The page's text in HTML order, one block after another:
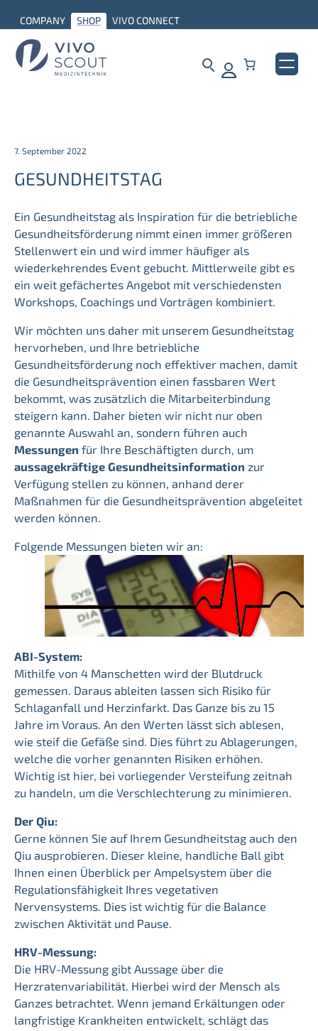
COMPANY SHOP VIVO CONNECT
7. September 2022
GESUNDHEITSTAG
Ein Gesundheitstag als Inspiration für die betriebliche
Gesundheitsförderung nimmt einen immer größeren
Stellenwert ein und wird immer häufiger als
wiederkehrendes Event gebucht. Mittlerweile gibt es
ein weit gefächertes Angebot mit verschiedensten
Workshops, Coachings und Vorträgen kombiniert.
Wir möchten uns daher mit unserem Gesundheitstag
hervorheben, und Ihre betriebliche
Gesundheitsförderung noch effektiver machen, damit
die Gesundheitsprävention einen fassbaren Wert
bekommt, was zusätzlich die Mitarbeiterbindung
steigern kann. Daher bieten wir nicht nur oben
genannte Auswahl an, sondern führen auch
Messungen für Ihre Beschäftigten durch, um
aussagekräftige Gesundheitsinformation zur
Verfügung stellen zu können, anhand derer
Maßnahmen für die Gesundheitsprävention abgeleitet
werden können.
Folgende Messungen bieten wir an:
ABI-System:
Mithilfe von 4 Manschetten wird der Blutdruck
gemessen. Daraus ableiten lassen sich Risiko für
Schlaganfall und Herzinfarkt. Das Ganze bis zu 15
Jahre im Voraus. An den Werten lässt sich ablesen,
wie steif die Gefäße sind. Dies führt zu Ablagerungen,
welche die vorher genannten Risiken erhöhen.
Wichtig ist hier, bei vorliegender Versteifung zeitnah
zu handeln, um die Verschlechterung zu minimieren.
Der Qiu:
Gerne können Sie auf Ihrem Gesundheitstag auch den
Qiu ausprobieren. Dieser kleine, handliche Ball gibt
Ihnen einen Überblick per Ampelsystem über die
Regulationsfähigkeit Ihres vegetativen
Nervensystems. Dies ist wichtig für die Balance
zwischen Aktivität und Pause.
HRV-Messung:
Die HRV-Messung gibt Aussage über die
Herzratenvariabilität. Hierbei wird der Mensch als
Ganzes betrachtet. Wenn jemand Erkältungen oder
langfristige Krankheiten entwickelt, schlägt das